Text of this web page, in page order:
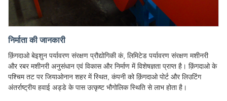
निर्माता की जानकारी
क़िंगदाओ बेइशुन पर्यावरण संरक्षण प्रौद्योगिकी कं, लिमिटेड पर्यावरण संरक्षण मशीनरी
और रबर मशीनरी अनुसंधान एवं विकास और निर्माण में विशेषज्ञता प्राप्त है। क़िंगदाओ के
पश्चिम तट पर जियाओनान शहर में स्थित, कंपनी को क़िंगदाओ पोर्ट और लिउटिंग
अंतर्राष्ट्रीय हवाई अड्डे के पास उत्कृष्ट भौगोलिक स्थिति से लाभ होता है।